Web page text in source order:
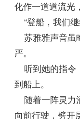
化作一道道流光
“登船，我们继
苏雅雅声音虽
严。
听到她的指令
到船上。
随着一阵灵力
向前行驶，劈开